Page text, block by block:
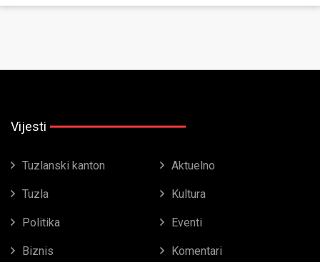
Vijesti
Tuzlanski kanton Aktuelno
Tuzla Kultura
Politika Eventi
Biznis Komentari